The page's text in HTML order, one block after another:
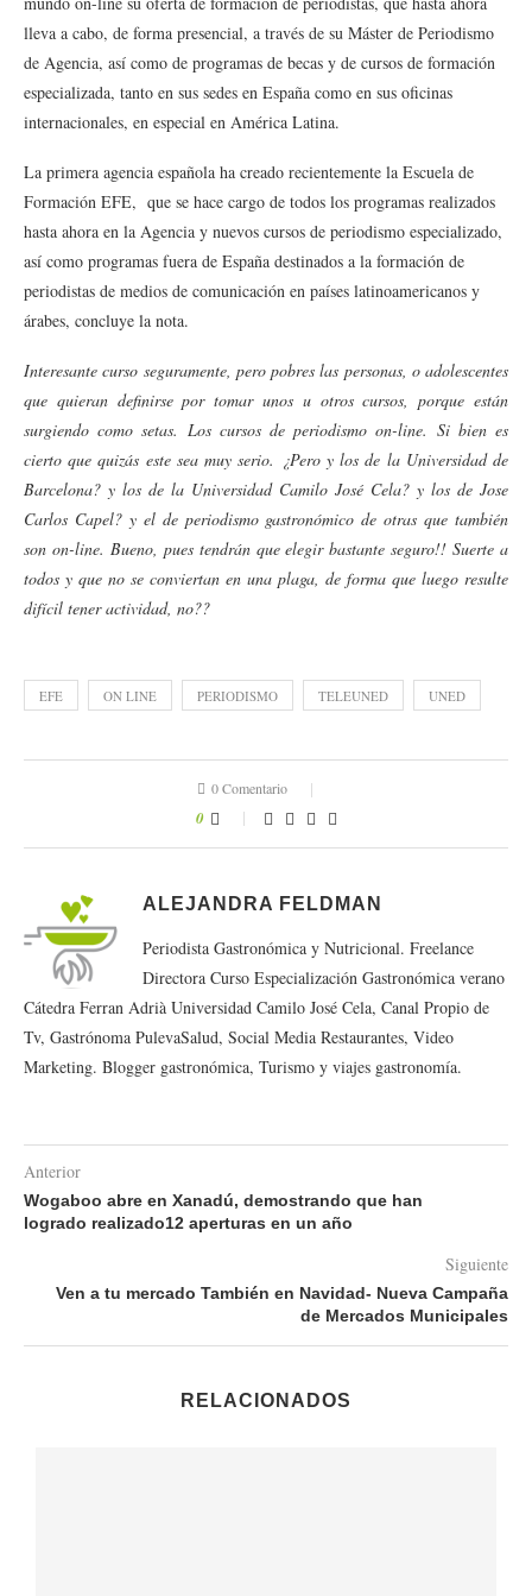
lleva a cabo, de forma presencial, a través de su Máster de Periodismo
de Agencia, así como de programas de becas y de cursos de formación
especializada, tanto en sus sedes en España como en sus oficinas
internacionales, en especial en América Latina.
La primera agencia española ha creado recientemente la Escuela de
Formación EFE, que se hace cargo de todos los programas realizados
hasta ahora en la Agencia y nuevos cursos de periodismo especializado,
así como programas fuera de España destinados a la formación de
periodistas de medios de comunicación en países latinoamericanos y
árabes, concluye la nota.
Interesante curso seguramente, pero pobres las personas, o adolescentes
que quieran definirse por tomar unos u otros cursos, porque están
surgiendo como setas. Los cursos de periodismo on-line. Si bien es
cierto que quizás este sea muy serio. ¿Pero y los de la Universidad de
Barcelona? y los de la Universidad Camilo José Cela? y los de Jose
Carlos Capel? y el de periodismo gastronómico de otras que también
son on-line. Bueno, pues tendrán que elegir bastante seguro!! Suerte a
todos y que no se conviertan en una plaga, de forma que luego resulte
difícil tener actividad, no??
EFE ON LINE PERIODISMO TELEUNED UNED
0 Comentario
0
ALEJANDRA FELDMAN
Periodista Gastronómica y Nutricional. Freelance
Directora Curso Especialización Gastronómica verano
Cátedra Ferran Adrià Universidad Camilo José Cela, Canal Propio de
Tv, Gastrónoma PulevaSalud, Social Media Restaurantes, Video
Marketing. Blogger gastronómica, Turismo y viajes gastronomía.
Anterior
Wogaboo abre en Xanadú, demostrando que han
logrado realizado12 aperturas en un año
Siguiente
Ven a tu mercado También en Navidad- Nueva Campaña
de Mercados Municipales
RELACIONADOS